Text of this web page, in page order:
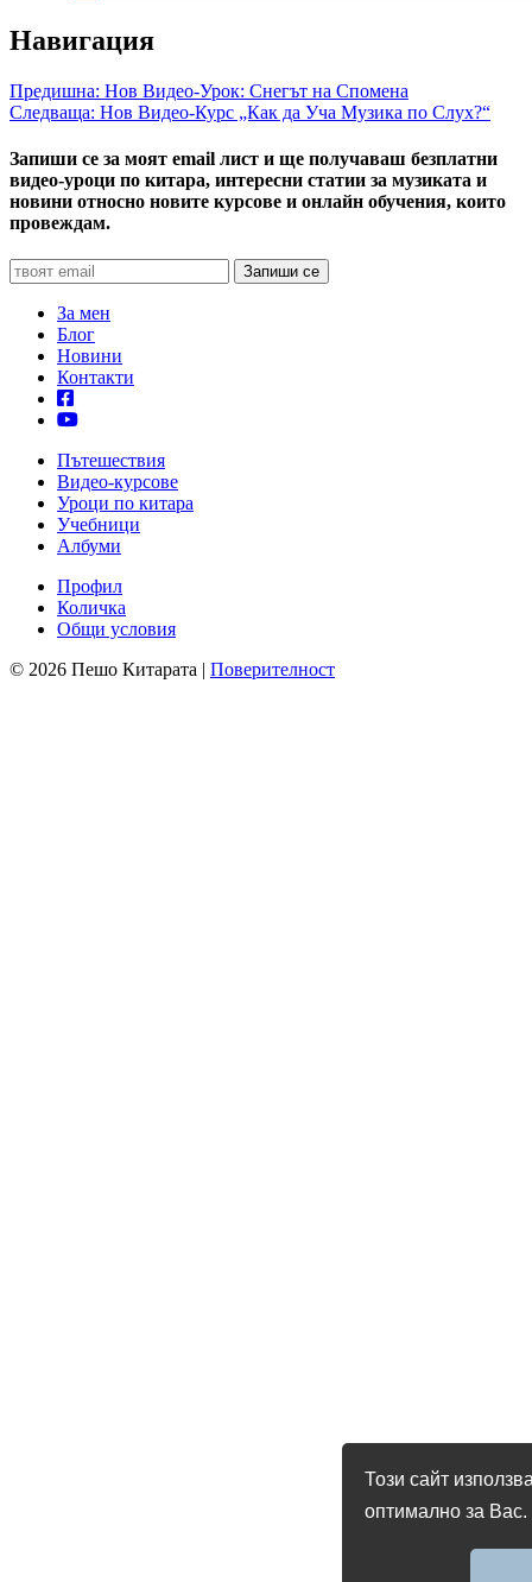
Този сайт
оптимално за Вас.
Навигация
Предишна: Нов Видео-Урок: Снегът на Спомена
Следваща: Нов Видео-Курс „Как да Уча Музика по Слух?“
Запиши се за моят email лист и ще получаваш безплатни
видео-уроци по китара, интересни статии за музиката и
новини относно новите курсове и онлайн обучения, които
провеждам.
За мен
Блог
Новини
Контакти
Пътешествия
Видео-курсове
Уроци по китара
Учебници
Албуми
Профил
Количка
Общи условия
© 2026 Пешо Китарата | Поверителност